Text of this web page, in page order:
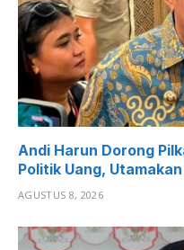
Andi Harun Dorong
Politik Uang,
AGUSTUS 8, 2026